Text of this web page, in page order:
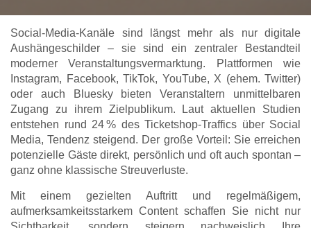
Social-Media-Kanäle sind längst mehr als nur digitale
Aushängeschilder – sie sind ein zentraler Bestandteil
moderner Veranstaltungsvermarktung. Plattformen wie
Instagram, Facebook, TikTok, YouTube, X (ehem. Twitter)
oder auch Bluesky bieten Veranstaltern unmittelbaren
Zugang zu ihrem Zielpublikum. Laut aktuellen Studien
entstehen rund 24 % des Ticketshop-Traffics über Social
Media, Tendenz steigend. Der große Vorteil: Sie erreichen
potenzielle Gäste direkt, persönlich und oft auch spontan –
ganz ohne klassische Streuverluste.
Mit einem gezielten Auftritt und regelmäßigem,
aufmerksamkeitsstarkem Content schaffen Sie nicht nur